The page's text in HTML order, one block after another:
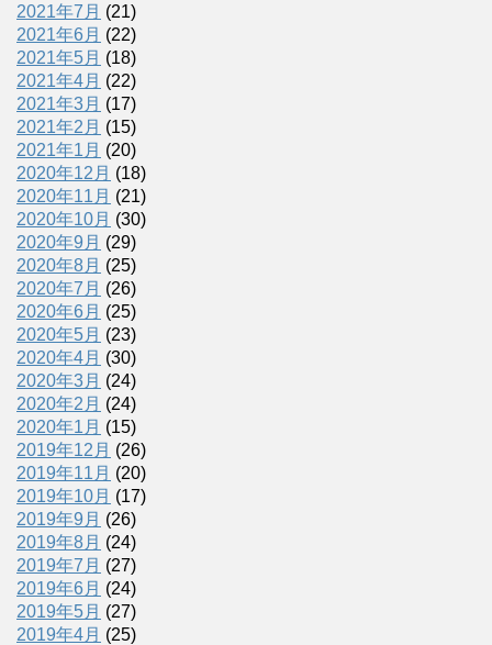
2021年7月 (21)
2021年6月 (22)
2021年5月 (18)
2021年4月 (22)
2021年3月 (17)
2021年2月 (15)
2021年1月 (20)
2020年12月 (18)
2020年11月 (21)
2020年10月 (30)
2020年9月 (29)
2020年8月 (25)
2020年7月 (26)
2020年6月 (25)
2020年5月 (23)
2020年4月 (30)
2020年3月 (24)
2020年2月 (24)
2020年1月 (15)
2019年12月 (26)
2019年11月 (20)
2019年10月 (17)
2019年9月 (26)
2019年8月 (24)
2019年7月 (27)
2019年6月 (24)
2019年5月 (27)
2019年4月 (25)